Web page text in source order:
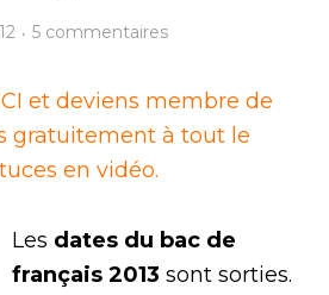
5 commentaires
et deviens membre de
gratuitement à tout le
en vidéo.
Les dates du bac de
français 2013 sont sorties.